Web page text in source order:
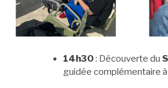
14h30: Découverte du
guidée complémentaire